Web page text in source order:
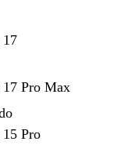
17
17 Pro Max
Pro